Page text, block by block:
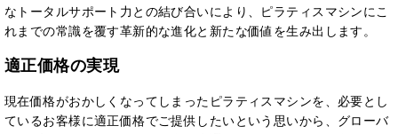
なトータルサポート力との結び合いにより、ピラティスマシンにこ
れまでの常識を覆す革新的な進化と新たな価値を生み出します。
適正価格の実現
現在価格がおかしくなってしまったピラティスマシンを、必要とし
ているお客様に適正価格でご提供したいという思いから、グローバ